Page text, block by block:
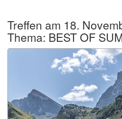
Treffen am 18.
Thema: BEST OF